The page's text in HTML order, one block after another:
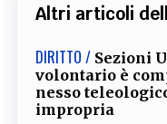
Altri articoli
DIRITTO / Sezioni
volontario è
nesso
impropria